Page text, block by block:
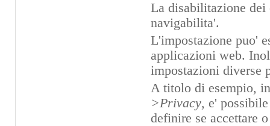
La disabilitazione
navigabilita'.
L'impostazione puo'
applicazioni web.
impostazioni diverse
A titolo di esempio,
>Privacy, e'
definire se accettare